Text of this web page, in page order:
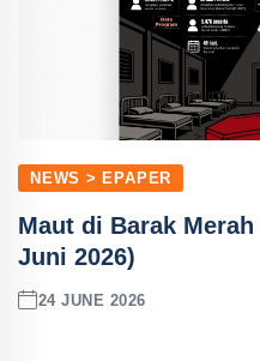
NEWS > EPAPER
Maut di Barak
Juni 2026)
24 JUNE 2026